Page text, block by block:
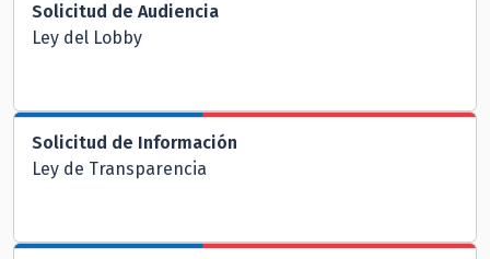
Solicitud de Audiencia
Ley del Lobby
Solicitud de Información
Ley de Transparencia